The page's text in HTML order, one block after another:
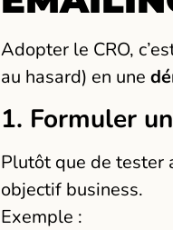
Adopter le CRO,
au hasard) en une
1. Formuler
Plutôt que de tester
objectif business.
Exemple :